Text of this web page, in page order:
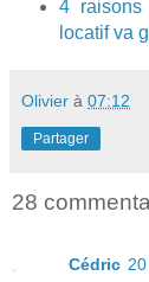
4 raisons
locatif va
Olivier à 07:12
Partager
28
Cédric